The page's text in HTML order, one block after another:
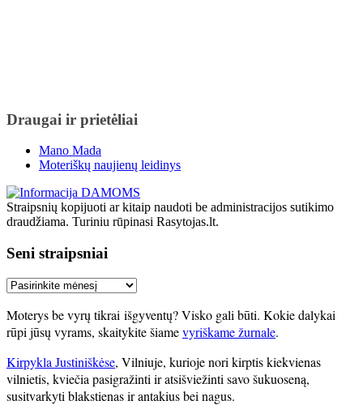
Draugai ir prietėliai
Mano Mada
Moteriškų naujienų leidinys
Straipsnių kopijuoti ar kitaip naudoti be administracijos sutikimo
draudžiama. Turiniu rūpinasi Rasytojas.lt.
Seni straipsniai
Seni
Moterys be vyrų tikrai išgyventų? Visko gali būti. Kokie dalykai
rūpi jūsų vyrams, skaitykite šiamevyriškame žurnale.
Kirpykla Justiniškėse, Vilniuje, kurioje nori kirptis kiekvienas
vilnietis, kviečia pasigražinti ir atsišviežinti savo šukuoseną,
susitvarkyti blakstienas ir antakius bei nagus.